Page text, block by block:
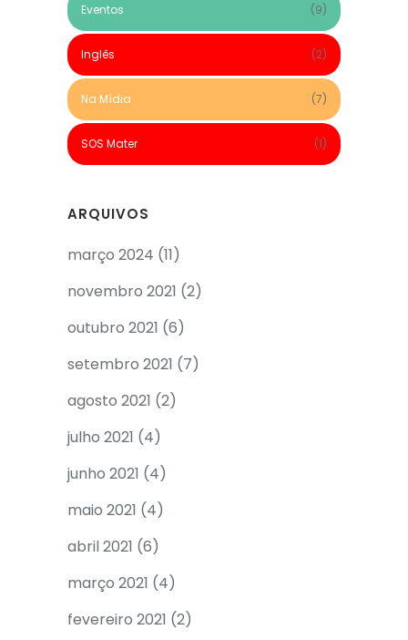
Eventos (9)
Inglês (2)
Na Mídia (7)
SOS Mater (1)
ARQUIVOS
março 2024 (11)
novembro 2021 (2)
outubro 2021 (6)
setembro 2021 (7)
agosto 2021 (2)
julho 2021 (4)
junho 2021 (4)
maio 2021 (4)
abril 2021 (6)
março 2021 (4)
fevereiro 2021 (2)